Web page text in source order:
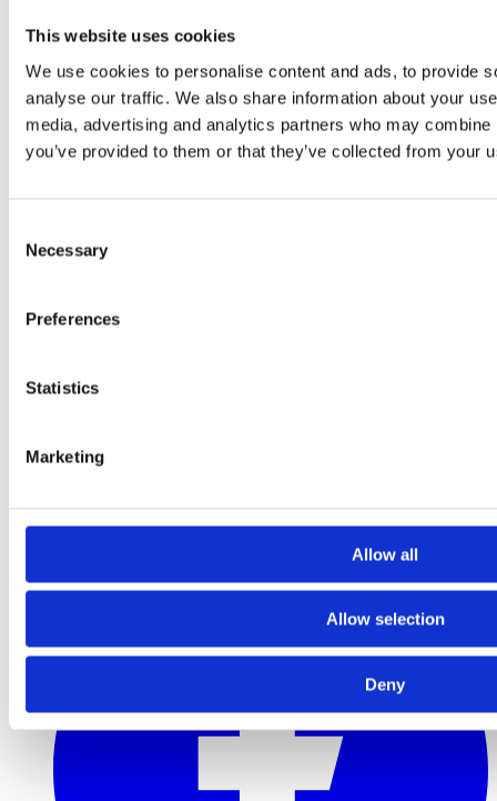
This website uses cookies
We use cookies to personalise content and ads, to provide
analyse our traffic. We also share information about your
media, advertising and analytics partners who may
you’ve provided to them or that they’ve collected from your
Selection
Necessary
Preferences
Statistics
Marketing
Allow all
Allow selection
Deny
Instagram